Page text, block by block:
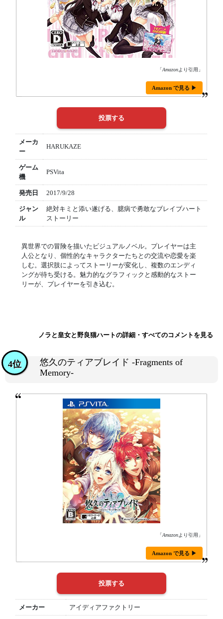
「Amazonより引用」
Amazon で見る ▶
メーカ
ー
HARUKAZE
ゲーム
機
PSVita
発売日 2017/9/28
ジャン
ル
絶対キミと添い遂げる、臆病で勇敢なブレイブハート
ストーリー
異世界での冒険を描いたビジュアルノベル。プレイヤーは主
人公となり、個性的なキャラクターたちとの交流や恋愛を楽
しむ。選択肢によってストーリーが変化し、複数のエンディ
ングが待ち受ける。魅力的なグラフィックと感動的なストー
リーが、プレイヤーを引き込む。
ノラと皇女と野良猫ハートの詳細・すべてのコメントを見る
悠久のティアブレイド -Fragments of
Memory-
4位
「Amazonより引用」
Amazon で見る ▶
メーカー アイディアファクトリー